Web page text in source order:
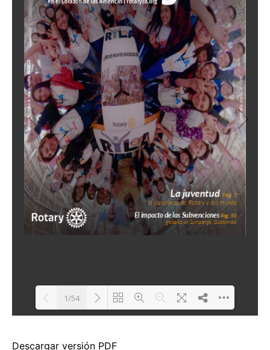
Descargar versión PDF